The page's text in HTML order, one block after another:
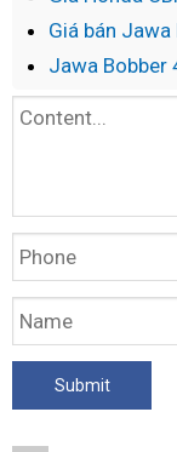
Giá bán
Jawa Bobber